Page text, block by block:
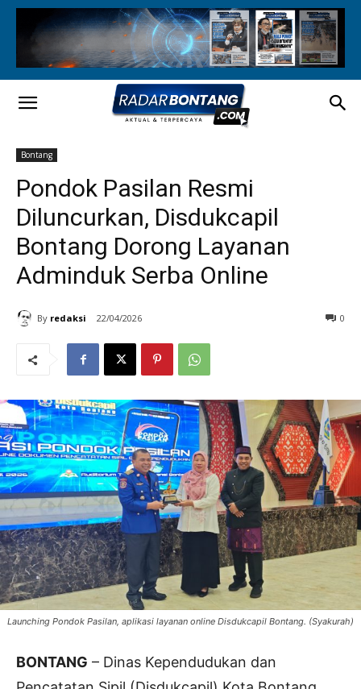
Bontang
Pondok Pasilan Resmi
Diluncurkan, Disdukcapil
Bontang Dorong Layanan
Adminduk Serba Online
By redaksi 22/04/2026 0
Launching Pondok Pasilan, aplikasi layanan online Disdukcapil Bontang. (Syakurah)
BONTANG – Dinas Kependudukan dan